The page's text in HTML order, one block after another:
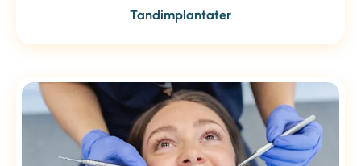
Tandimplantater